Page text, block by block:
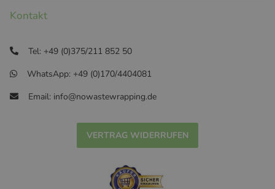
Kontakt
Tel: +49 (0)375/211 852 50
WhatsApp: +49 (0)170/4404081
Email: info@nowastewrapping.de
VERTRAG WIDERRUFEN